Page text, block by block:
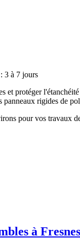
3 à 7 jours
protéger
rigides de
pour vos travaux
à Fresnes